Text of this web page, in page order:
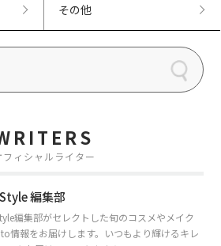
その他
フィシャルライター
編集部
編集部がセレクトした旬のコスメやメイク
情報をお届けします。いつもより輝けるキレ